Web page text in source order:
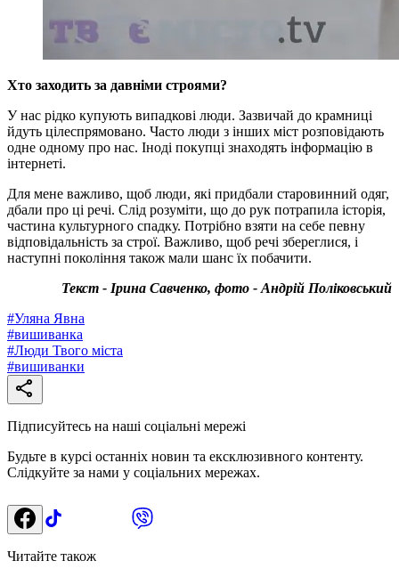
Хто заходить за давніми строями?
У нас рідко купують випадкові люди. Зазвичай до крамниці
йдуть цілеспрямовано. Часто люди з інших міст розповідають
одне одному про нас. Іноді покупці знаходять інформацію в
інтернеті.
Для мене важливо, щоб люди, які придбали старовинний одяг,
дбали про ці речі. Слід розуміти, що до рук потрапила історія,
частина культурного спадку. Потрібно взяти на себе певну
відповідальність за строї. Важливо, щоб речі збереглися, і
наступні покоління також мали шанс їх побачити.
Текст - Ірина Савченко, фото - Андрій Поліковський
#Уляна Явна
#вишиванка
#Люди Твого міста
#вишиванки
Підписуйтесь на наші соціальні мережі
Будьте в курсі останніх новин та ексклюзивного контенту.
Слідкуйте за нами у соціальних мережах.
Читайте також